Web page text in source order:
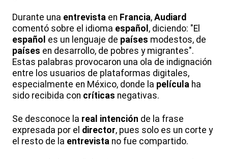
Durante una entrevista en Francia, Audiard
comentó sobre el idioma español , diciendo: "El
español es un lenguaje de países modestos, de
países en desarrollo, de pobres y migrantes".
Estas palabras provocaron una ola de indignación
entre los usuarios de plataformas digitales,
especialmente en México, donde la película ha
sido recibida con críticas negativas.
Se desconoce la real intención de la frase
expresada por el director, pues solo es un corte y
el resto de la entrevista no fue compartido.